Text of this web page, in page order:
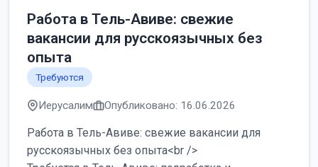
Работа в Тель-Авиве: свежие
вакансии для русскоязычных без
опыта
Требуются
Иерусалим Опубликовано: 16.06.2026
Работа в Тель-Авиве: свежие вакансии для
русскоязычных без опыта<br />